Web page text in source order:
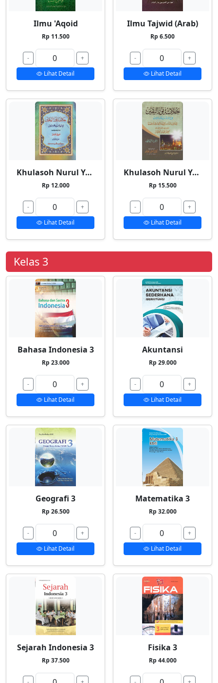
Ilmu 'Aqoid
Rp 11.500
-
+
Lihat Detail
Ilmu Tajwid (Arab)
Rp 6.500
-
+
Lihat Detail
Khulasoh Nurul Yaqin 1
Rp 12.000
-
+
Lihat Detail
Khulasoh Nurul Yaqin 2
Rp 15.500
-
+
Lihat Detail
Kelas 3
Bahasa Indonesia 3
Rp 23.000
-
+
Lihat Detail
Akuntansi
Rp 29.000
-
+
Lihat Detail
Geografi 3
Rp 26.500
-
+
Lihat Detail
Matematika 3
Rp 32.000
-
+
Lihat Detail
Sejarah Indonesia 3
Rp 37.500
Fisika 3
Rp 44.000